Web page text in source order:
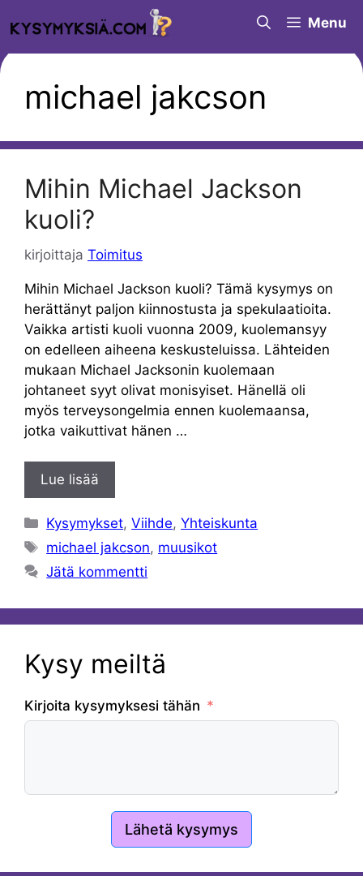
sisältöön
Menu
michael jakcson
Mihin Michael Jackson
kuoli?
kirjoittaja Toimitus
Mihin Michael Jackson kuoli? Tämä kysymys on
herättänyt paljon kiinnostusta ja spekulaatioita.
Vaikka artisti kuoli vuonna 2009, kuolemansyy
on edelleen aiheena keskusteluissa. Lähteiden
mukaan Michael Jacksonin kuolemaan
johtaneet syyt olivat monisyiset. Hänellä oli
myös terveysongelmia ennen kuolemaansa,
jotka vaikuttivat hänen …
Lue lisää
Kategoriat
Kysymykset,Viihde,Yhteiskunta
Avainsanat
michael jakcson, muusikot
Jätä kommentti
Kysy meiltä
Kirjoita kysymyksesi tähän
Lähetä kysymys